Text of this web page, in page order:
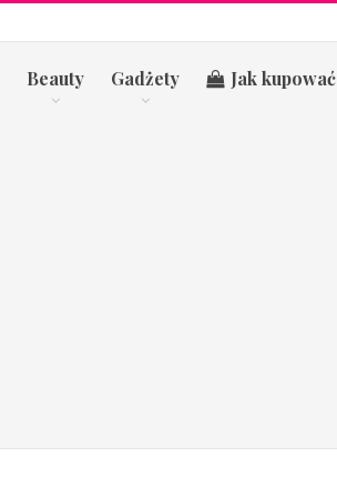
Beauty Gadżety Jak